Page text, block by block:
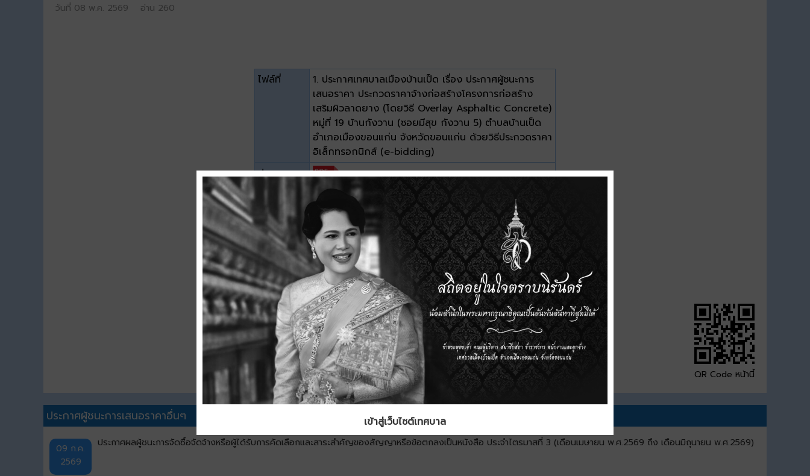
วันที่ 08 พ.ค. 2569 อ่าน 260
ไฟล์ที่
1. ประกาศเทศบาลเมืองบ้านเป็ด เรื่อง ประกาศผู้ชนะการ
เสนอราคา ประกวดราคาจ้างก่อสร้างโครงการก่อสร้าง
เสริมผิวลาดยาง (โดยวิธี Overlay Asphaltic Concrete)
หมู่ที่ 19 บ้านกังวาน (ซอยมีสุข กังวาน 5) ตำบลบ้านเป็ด
อำเภอเมืองขอนแก่น จังหวัดขอนแก่น ด้วยวิธีประกวดราคา
อิเล็กทรอกนิกส์ (e-bidding)
ประเภท
ขนาด
0.15 MB
ดาวน์โหลด
QR Code หน้านี้
ประกาศผู้ชนะการเสนอราคาอื่นๆ
09 ก.ค.
2569
ประกาศผลผู้ชนะการจัดซื้อจัดจ้างหรือผู้ได้รับการคัดเลือกและสาระสำคัญของสัญญาหรือข้อตกลงเป็นหนังสือ ประจำไตรมาสที่ 3 (เดือนเมษายน พ.ศ.2569 ถึง เดือนมิถุนายน พ.ศ.2569)
เข้าสู่เว็บไซต์เทศบาล